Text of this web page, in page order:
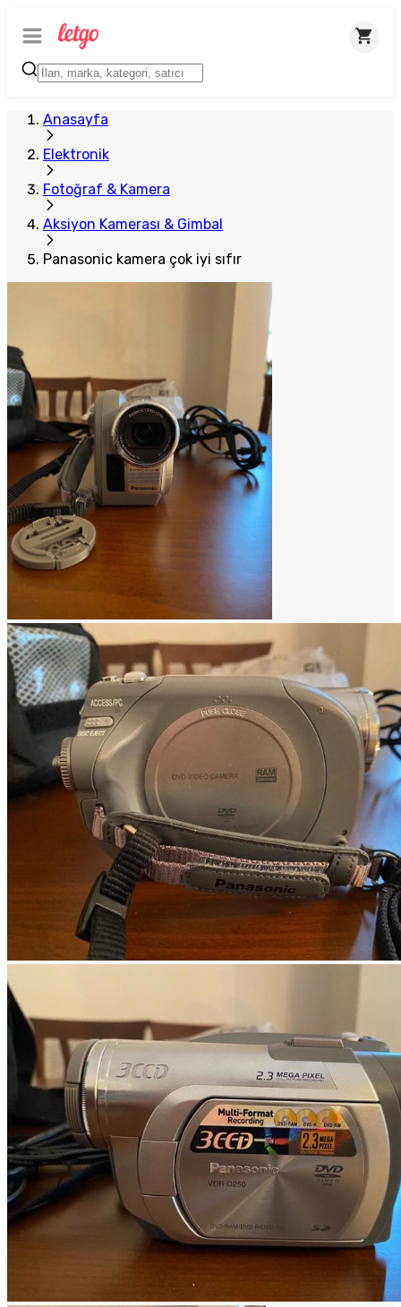
Anasayfa
Elektronik
Fotoğraf & Kamera
Aksiyon Kamerası & Gimbal
Panasonic kamera çok iyi sıfır